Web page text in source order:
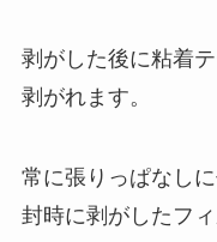
剥がした後に粘着
剥がれます。
常に張りっぱなし
封時に剥がしたフ